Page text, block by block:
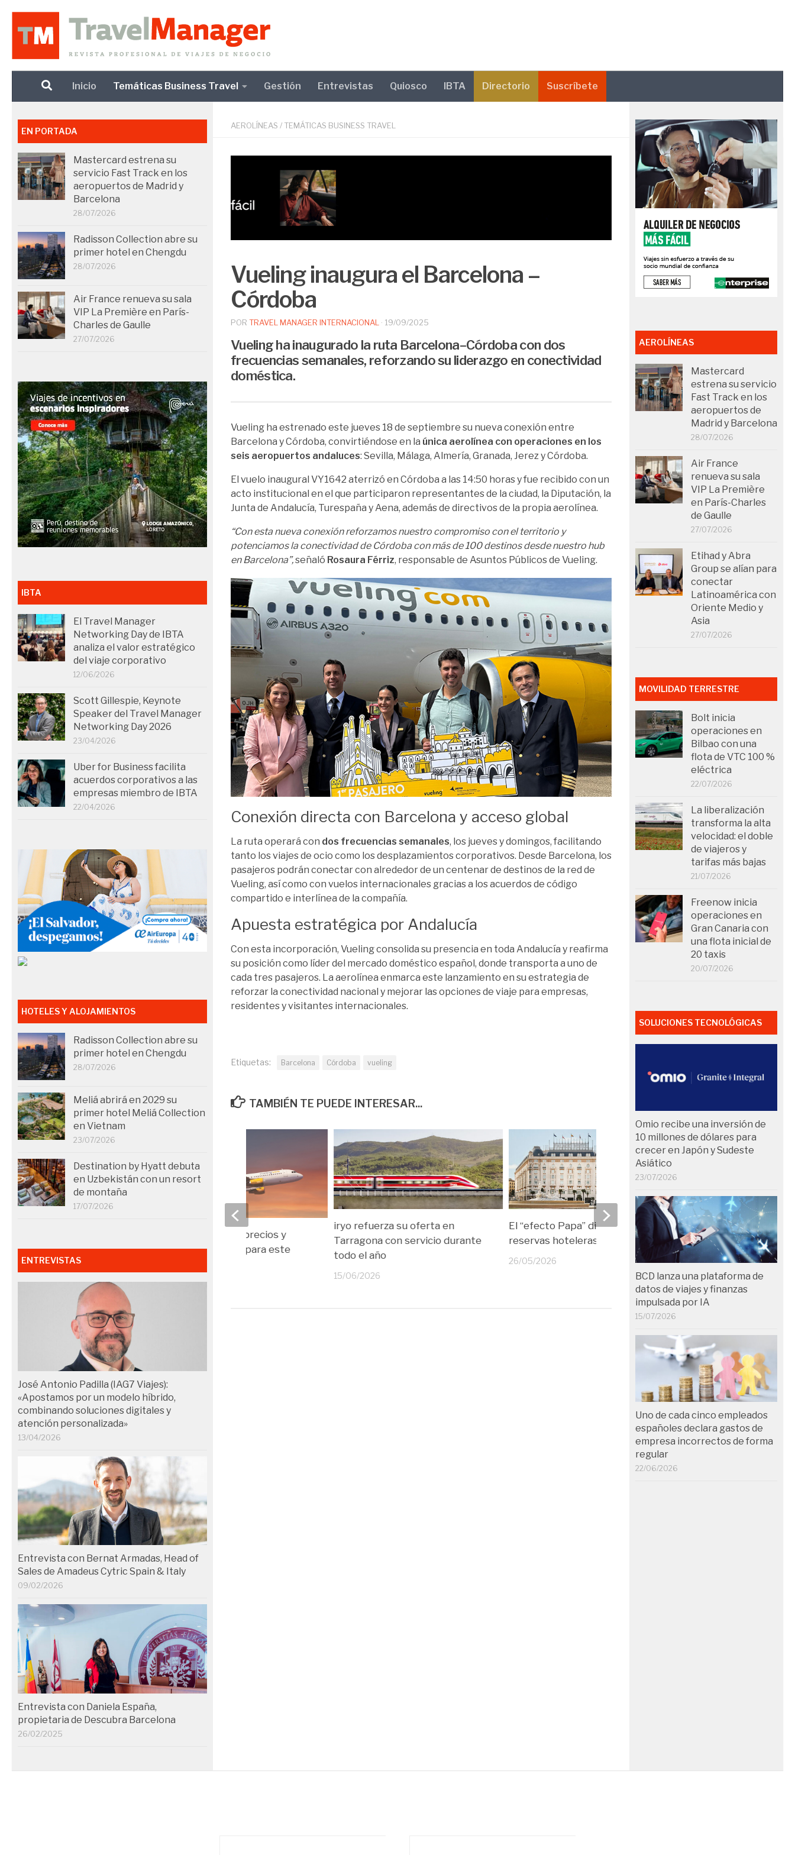
Debajo del contenido
Inicio Temáticas Business Travel Gestión Entrevistas Quiosco IBTA Directorio Suscríbete
AEROLÍNEAS / TEMÁTICAS BUSINESS TRAVEL
Vueling inaugura el Barcelona –
Córdoba
POR TRAVEL MANAGER INTERNACIONAL · 19/09/2025
Vueling ha inaugurado la ruta Barcelona–Córdoba con dos
frecuencias semanales, reforzando su liderazgo en conectividad
doméstica.
Vueling ha estrenado este jueves 18 de septiembre su nueva conexión entre
Barcelona y Córdoba, convirtiéndose en la única aerolínea con operaciones en los
seis aeropuertos andaluces: Sevilla, Málaga, Almería, Granada, Jerez y Córdoba.
El vuelo inaugural VY1642 aterrizó en Córdoba a las 14:50 horas y fue recibido con un
acto institucional en el que participaron representantes de la ciudad, la Diputación, la
Junta de Andalucía, Turespaña y Aena, además de directivos de la propia aerolínea.
“Con esta nueva conexión reforzamos nuestro compromiso con el territorio y
potenciamos la conectividad de Córdoba con más de 100 destinos desde nuestro hub
en Barcelona”,señaló Rosaura Férriz, responsable de Asuntos Públicos de Vueling.
Conexión directa con Barcelona y acceso global
La ruta operará con dos frecuencias semanales, los jueves y domingos, facilitando
tanto los viajes de ocio como los desplazamientos corporativos. Desde Barcelona, los
pasajeros podrán conectar con alrededor de un centenar de destinos de la red de
Vueling, así como con vuelos internacionales gracias a los acuerdos de código
compartido e interlínea de la compañía.
Apuesta estratégica por Andalucía
Con esta incorporación, Vueling consolida su presencia en toda Andalucía y reafirma
su posición como líder del mercado doméstico español, donde transporta a uno de
cada tres pasajeros. La aerolínea enmarca este lanzamiento en su estrategia de
reforzar la conectividad nacional y mejorar las opciones de viaje para empresas,
residentes y visitantes internacionales.
Etiquetas: Barcelona Córdoba vueling
TAMBIÉN TE PUEDE INTERESAR...
iryo refuerza su oferta en
Tarragona con servicio durante
todo el año
15/06/2026
El “efecto Papa” dispara las
reservas hoteleras en España
26/05/2026
Singapore Airlines
a Madrid vía Barcelona
octubre de 2026
15/05/2026
Vueling garantiza precios y
operativa estable para este
07/05/2026
EN PORTADA
Mastercard estrena su
servicio Fast Track en los
aeropuertos de Madrid y
Barcelona
28/07/2026
Radisson Collection abre su
primer hotel en Chengdu
28/07/2026
Air France renueva su sala
VIP La Première en París-
Charles de Gaulle
27/07/2026
IBTA
El Travel Manager
Networking Day de IBTA
analiza el valor estratégico
del viaje corporativo
12/06/2026
Scott Gillespie, Keynote
Speaker del Travel Manager
Networking Day 2026
23/04/2026
Uber for Business facilita
acuerdos corporativos a las
empresas miembro de IBTA
22/04/2026
HOTELES Y ALOJAMIENTOS
Radisson Collection abre su
primer hotel en Chengdu
28/07/2026
Meliá abrirá en 2029 su
primer hotel Meliá Collection
en Vietnam
23/07/2026
Destination by Hyatt debuta
en Uzbekistán con un resort
de montaña
17/07/2026
ENTREVISTAS
José Antonio Padilla (IAG7 Viajes):
«Apostamos por un modelo híbrido,
combinando soluciones digitales y
atención personalizada»
13/04/2026
Entrevista con Bernat Armadas, Head of
Sales de Amadeus Cytric Spain & Italy
09/02/2026
Entrevista con Daniela España,
propietaria de Descubra Barcelona
26/02/2025
AEROLÍNEAS
Mastercard
estrena su servicio
Fast Track en los
aeropuertos de
Madrid y Barcelona
28/07/2026
Air France
renueva su sala
VIP La Première
en París-Charles
de Gaulle
27/07/2026
Etihad y Abra
Group se alían para
conectar
Latinoamérica con
Oriente Medio y
Asia
27/07/2026
MOVILIDAD TERRESTRE
Bolt inicia
operaciones en
Bilbao con una
flota de VTC 100 %
eléctrica
22/07/2026
La liberalización
transforma la alta
velocidad: el doble
de viajeros y
tarifas más bajas
21/07/2026
Freenow inicia
operaciones en
Gran Canaria con
una flota inicial de
20 taxis
20/07/2026
SOLUCIONES TECNOLÓGICAS
Omio recibe una inversión de
10 millones de dólares para
crecer en Japón y Sudeste
Asiático
23/07/2026
BCD lanza una plataforma de
datos de viajes y finanzas
impulsada por IA
15/07/2026
Uno de cada cinco empleados
españoles declara gastos de
empresa incorrectos de forma
regular
22/06/2026